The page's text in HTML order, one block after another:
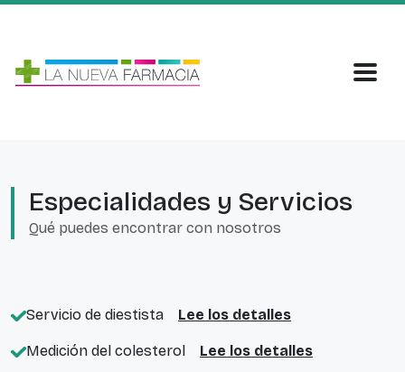
Especialidades y Servicios
Qué puedes encontrar con nosotros
Servicio de diestista Lee los detalles
Medición del colesterol Lee los detalles